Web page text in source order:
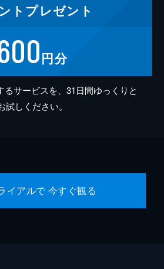
ト プレゼント
円分
るサービスを、31日間ゆっくりと
試しください。
イアルで 今すぐ観る